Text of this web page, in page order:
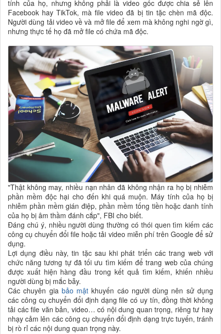
tính của họ, nhưng không phải là video gốc được chia sẻ lên
Facebook hay TikTok, mà file video đã bị tin tặc chèn mã độc.
Người dùng tải video về và mở file để xem mà không nghi ngờ gì,
nhưng thực tế họ đã mở file có chứa mã độc.
"Thật không may, nhiều nạn nhân đã không nhận ra họ bị nhiễm
phần mềm độc hại cho đến khi quá muộn. Máy tính của họ bị
nhiễm phần mềm gián điệp, phần mềm tống tiền hoặc danh tính
của họ bị âm thầm đánh cắp", FBI cho biết.
Đáng chú ý, nhiều người dùng thường có thói quen tìm kiếm các
công cụ chuyển đổi file hoặc tải video miễn phí trên Google để sử
dụng.
Lợi dụng điều này, tin tặc sau khi phát triển các trang web với
chức năng tương tự đã tối ưu tìm kiếm để trang web của chúng
được xuất hiện hàng đầu trong kết quả tìm kiếm, khiến nhiều
người dùng bị mắc bẫy.
Các chuyên gia bảo mật khuyến cáo người dùng nên sử dụng
các công cụ chuyển đổi định dạng file có uy tín, đồng thời không
tải các file văn bản, video… có nội dung quan trọng, riêng tư hay
nhạy cảm lên các công cụ chuyển đổi định dạng trực tuyến, tránh
bị rò rỉ các nội dung quan trọng này.